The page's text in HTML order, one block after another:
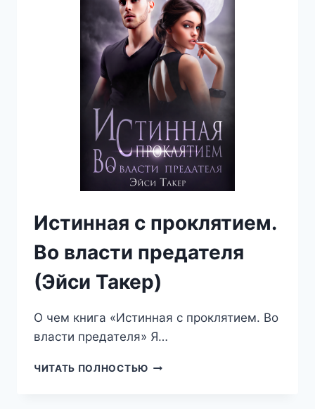
Истинная с проклятием.
Во власти предателя
(Эйси Такер)
О чем книга «Истинная с проклятием. Во
власти предателя» Я…
ЧИТАТЬ ПОЛНОСТЬЮ ИСТИННАЯ